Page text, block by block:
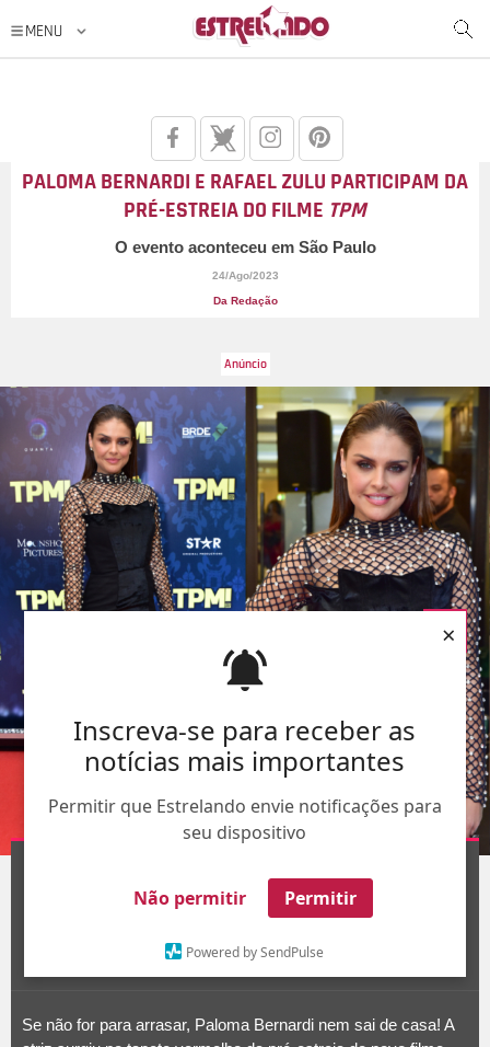
Inscreva-se para receber as
notícias mais importantes
Permitir que Estrelando envie notificações para
seu dispositivo
Não permitir Permitir
Powered by SendPulse
×
PALOMA BERNARDI E RAFAEL ZULU PARTICIPAM DA
PRÉ-ESTREIA DO FILME TPM
O evento aconteceu em São Paulo
24/Ago/2023
Da Redação
1/4
Se não for para arrasar, Paloma Bernardi nem sai de casa! A